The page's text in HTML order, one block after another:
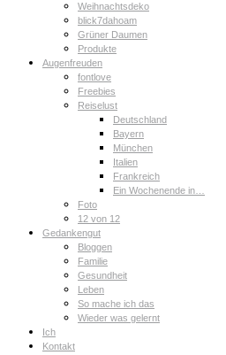
Weihnachtsdeko
blick7dahoam
Grüner Daumen
Produkte
Augenfreuden
fontlove
Freebies
Reiselust
Deutschland
Bayern
München
Italien
Frankreich
Ein Wochenende in…
Foto
12 von 12
Gedankengut
Bloggen
Familie
Gesundheit
Leben
So mache ich das
Wieder was gelernt
Ich
Kontakt